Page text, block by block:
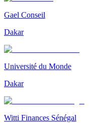
Gael Conseil
Dakar
Université du Monde
Dakar
Witti Finances Sénégal